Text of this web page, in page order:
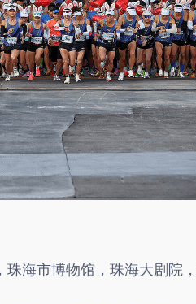
海市博物馆，珠海大剧院